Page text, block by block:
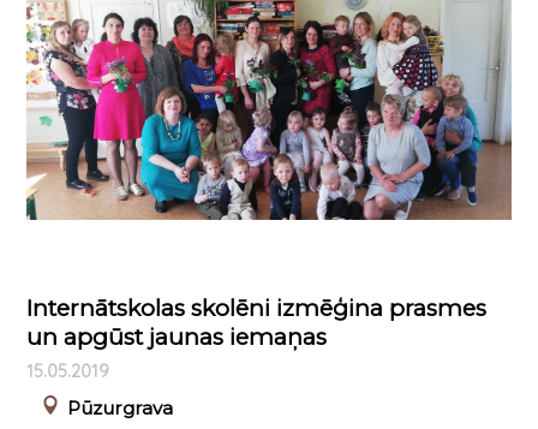
Internātskolas skolēni izmēģina prasmes
un apgūst jaunas iemaņas
15.05.2019
Pūzurgrava